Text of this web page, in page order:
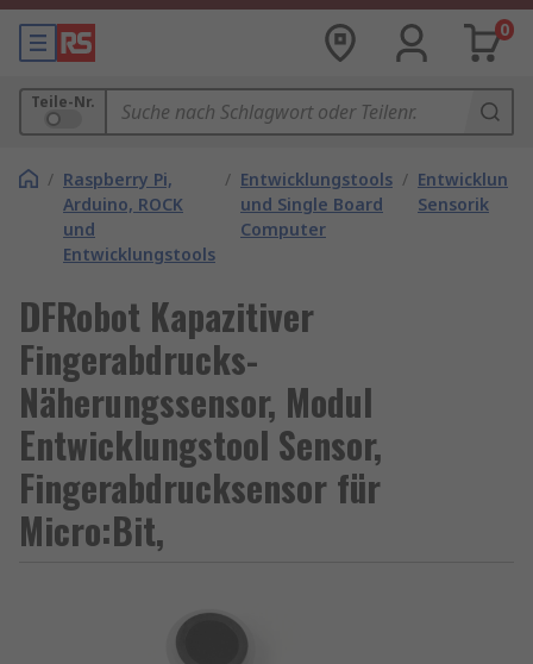
0
Teile-Nr.
/ Raspberry Pi,
Arduino, ROCK
und
Entwicklungstools
/ Entwicklungstools
und Single Board
Computer
/
Sensorik
DFRobot Kapazitiver
Fingerabdrucks-
Näherungssensor, Modul
Entwicklungstool Sensor,
Fingerabdrucksensor für
Micro:Bit,